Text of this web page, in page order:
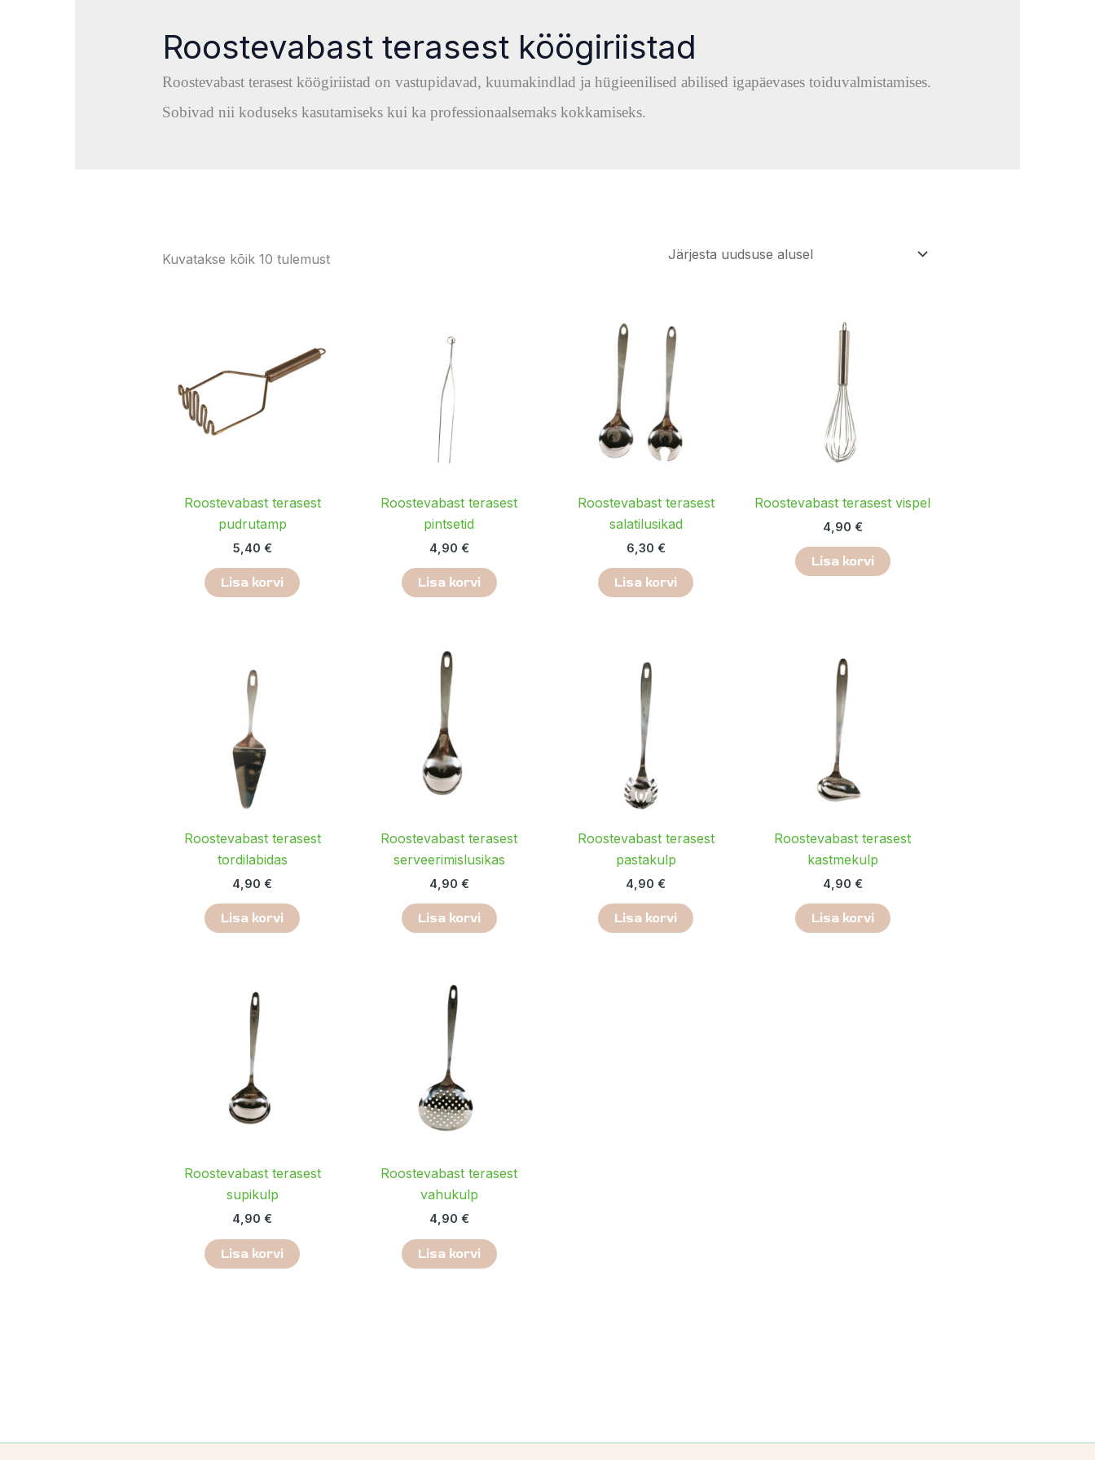
Roostevabast terasest köögiriistad
Roostevabast terasest köögiriistad on vastupidavad, kuumakindlad ja hügieenilised abilised igapäevases toiduvalmistamises.
Sobivad nii koduseks kasutamiseks kui ka professionaalsemaks kokkamiseks.
Kuvatakse kõik 10 tulemust
Roostevabast terasest
pudrutamp
5,40 €
Lisa korvi
Roostevabast terasest
pintsetid
4,90 €
Lisa korvi
Roostevabast terasest
salatilusikad
6,30 €
Lisa korvi
Roostevabast terasest vispel
4,90 €
Lisa korvi
Roostevabast terasest
tordilabidas
4,90 €
Lisa korvi
Roostevabast terasest
serveerimislusikas
4,90 €
Lisa korvi
Roostevabast terasest
pastakulp
4,90 €
Lisa korvi
Roostevabast terasest
kastmekulp
4,90 €
Lisa korvi
Roostevabast terasest
supikulp
4,90 €
Lisa korvi
Roostevabast terasest
vahukulp
4,90 €
Lisa korvi